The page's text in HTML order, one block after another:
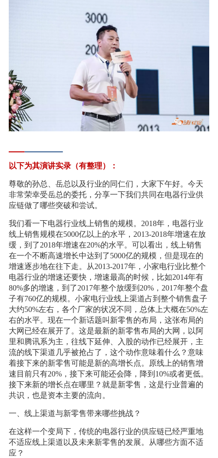
以下为其演讲实录（有整理）：
尊敬的孙总、岳总以及行业的同仁们，大家下午好。今天
非常荣幸受岳总的委托，分享一下我们共同在电器行业供
应链做了哪些突破和尝试。
我们看一下电器行业线上销售的规模。2018年，电器行业
线上销售规模在5000亿以上的水平，2013-2018年增速在放
缓，到了2018年增速在20%的水平。可以看出，线上销售
在一个不断高速增长中达到了5000亿的规模，但是现在的
增速逐步地在往下走。从2013-2017年，小家电行业比整个
电器行业的增速还要快，增速最高的时候，比如2014年有
80%多的增速，到了2017年整个放缓到20%，2017年整个盘
子有760亿的规模。小家电行业线上渠道占到整个销售盘子
大约50%左右，各个厂家的状况不同，总体上大概在50%左
右的水平。现在一个新话题叫新零售的布局，这张布局的
大网已经在展开了。这是最新的新零售布局的大网，以阿
里和腾讯系为主，往线下延伸、入股的动作已经展开，主
流的线下渠道几乎被抢占了，这个动作意味着什么？意味
着接下来的新零售可能是新的高增长点。原线上的销售增
速目前只有20%，接下来可能还会降，降到10%或者更低。
接下来新的增长点在哪里？就是新零售，这是行业普遍的
共识，也是资本主要的流向。
一、线上渠道与新零售带来哪些挑战？
在这样一个变局下，传统的电器行业的供应链已经严重地
不适应线上渠道以及未来新零售的发展。从哪些方面不适
应？